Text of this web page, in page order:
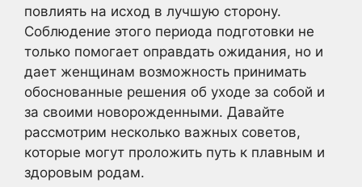
повлиять на исход в лучшую сторону.
Соблюдение этого периода подготовки не
только помогает оправдать ожидания, но и
дает женщинам возможность принимать
обоснованные решения об уходе за собой и
за своими новорожденными. Давайте
рассмотрим несколько важных советов,
которые могут проложить путь к плавным и
здоровым родам.